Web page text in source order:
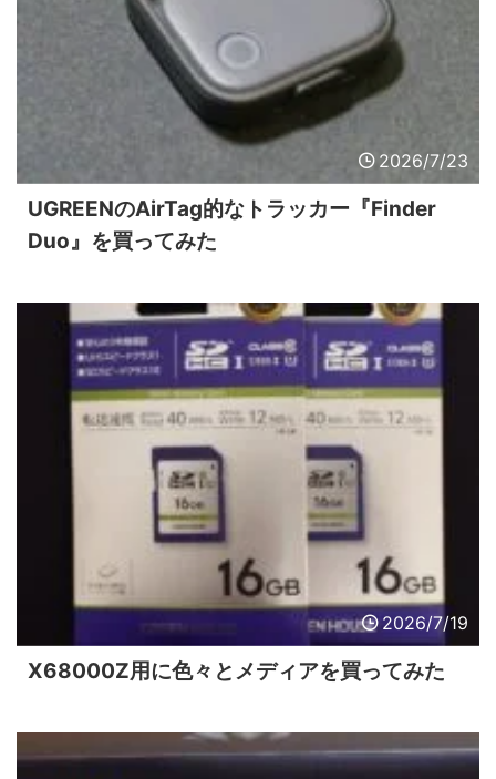
2026/7/23
UGREENのAirTag的なトラッカー『Finder
Duo』を買ってみた
2026/7/19
X68000Z用に色々とメディアを買ってみた